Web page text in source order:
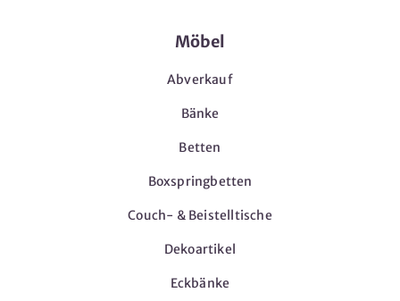
Möbel
Abverkauf
Bänke
Betten
Boxspringbetten
Couch- & Beistelltische
Dekoartikel
Eckbänke